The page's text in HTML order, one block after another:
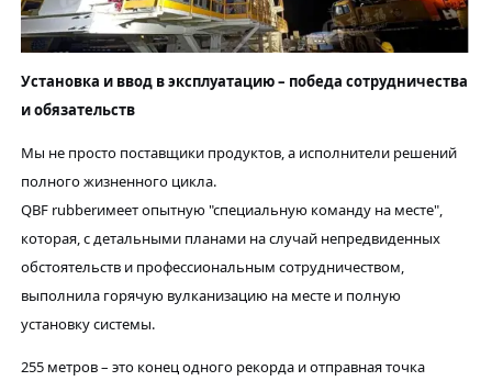
Установка и ввод в эксплуатацию – победа сотрудничества
и обязательств
Мы не просто поставщики продуктов, а исполнители решений
полного жизненного цикла.
QBF rubberимеет опытную "специальную команду на месте",
которая, с детальными планами на случай непредвиденных
обстоятельств и профессиональным сотрудничеством,
выполнила горячую вулканизацию на месте и полную
установку системы.
255 метров – это конец одного рекорда и отправная точка